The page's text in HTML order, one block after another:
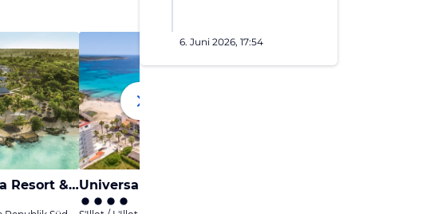
6. Juni 2026, 17:54